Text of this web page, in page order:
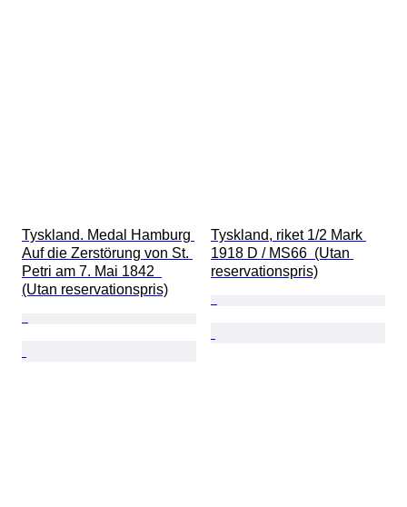
Tyskland. Medal Hamburg
Auf die Zerstörung von St.
Petri am 7. Mai 1842
(Utan reservationspris)
Tyskland, riket 1/2 Mark
1918 D / MS66  (Utan
reservationspris)